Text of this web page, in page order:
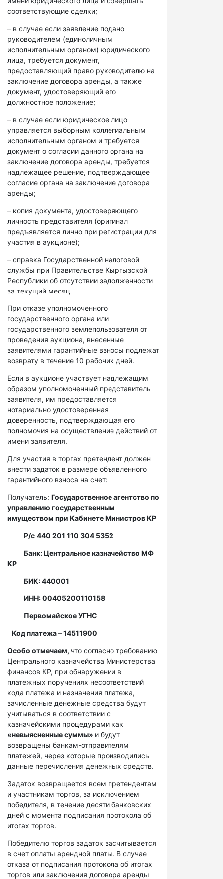
соответствующие сделки;
– в случае если заявление подано
руководителем (единоличным
исполнительным органом) юридического
лица, требуется документ,
предоставляющий право руководителю на
заключение договора аренды, а также
документ, удостоверяющий его
должностное положение;
– в случае если юридическое лицо
управляется выборным коллегиальным
исполнительным органом и требуется
документ о согласии данного органа на
заключение договора аренды, требуется
надлежащее решение, подтверждающее
согласие органа на заключение договора
аренды;
– копия документа, удостоверяющего
личность представителя (оригинал
предъявляется лично при регистрации для
участия в аукционе);
– справка Государственной налоговой
службы при Правительстве Кыргызской
Республики об отсутствии задолженности
за текущий месяц.
При отказе уполномоченного
государственного органа или
государственного землепользователя от
проведения аукциона, внесенные
заявителями гарантийные взносы подлежат
возврату в течение 10 рабочих дней.
Если в аукционе участвует надлежащим
образом уполномоченный представитель
заявителя, им предоставляется
нотариально удостоверенная
доверенность, подтверждающая его
полномочия на осуществление действий от
имени заявителя.
Для участия в торгах претендент должен
внести задаток в размере объявленного
гарантийного взноса на счет:
Получатель: Государственное агентство по
управлению государственным
имуществом при Кабинете Министров КР
Р/с 440 201 110 304 5352
Банк: Центральное казначейство МФ
КР
БИК: 440001
ИНН: 00405200110158
Первомайское УГНС
Код платежа – 14511900
Особо отмечаем, что согласно требованию
Центрального казначейства Министерства
финансов КР, при обнаружении в
платежных поручениях несоответствий
кода платежа и назначения платежа,
зачисленные денежные средства будут
учитываться в соответствии с
казначейскими процедурами как
«невыясненные суммы» и будут
возвращены банкам-отправителям
платежей, через которые производились
данные перечисления денежных средств.
Задаток возвращается всем претендентам
и участникам торгов, за исключением
победителя, в течение десяти банковских
дней с момента подписания протокола об
итогах торгов.
Победителю торгов задаток засчитывается
в счет оплаты арендной платы. В случае
отказа от подписания протокола об итогах
торгов или заключения договора аренды